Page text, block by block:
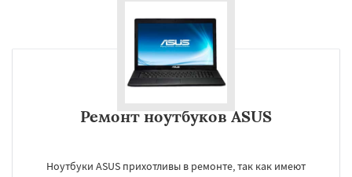
Ремонт ноутбуков ASUS
Ноутбуки ASUS прихотливы в ремонте, так как имеют